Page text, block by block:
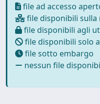
file ad accesso
file disponibili sulla
file disponibili agli
file disponibili solo
file sotto embargo
nessun file